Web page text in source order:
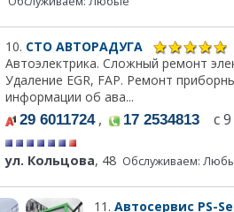
10. СТО АВТОРАДУГА
Автоэлектрика. Сложный ремонт
Удаление EGR, FAP. Ремонт
информации об ава...
29 6011724, 17 2534813 с 9
ул. Кольцова, 48 Обслуживаем:
11. Автосервис PS-